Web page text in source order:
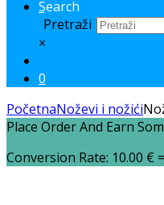
Search
Pretraži
×
0
PočetnaNoževi i nožići
Place Order And Earn
Conversion Rate: 10.00 €